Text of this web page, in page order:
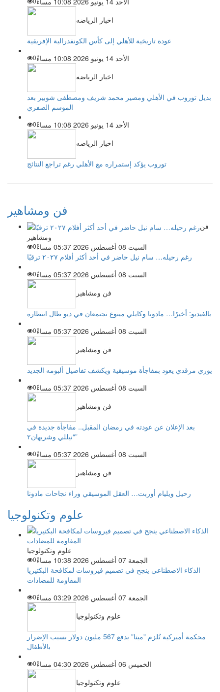
اخبار الرياضه
عودة تاريخية للأهلي إلى كأس الكونفدرالية الإفريقية
الأحد 14 يونيو 2026 10:08 مساءً
0
اخبار الرياضه
بديل توروب في الأهلي ومصير محمد شريف ومصطفى شوبير بعد
الموسم الصفري
الأحد 14 يونيو 2026 10:08 مساءً
0
اخبار الرياضه
توروب يؤكد إستمراره مع الأهلي رغم تراجع النتائج
فن ومشاهير
فن
ومشاهير
السبت 08 أغسطس 2026 05:37 مساءً
0
رغم رحيله… سام نيل حاضر في أحد أكثر أفلام ٢٠٢٧ ترقبًا
السبت 08 أغسطس 2026 05:37 مساءً
0
فن ومشاهير
بالفيديو: أخيرًا… مادونا وكايلي مينوغ تجتمعان في ديو طال انتظاره
السبت 08 أغسطس 2026 05:37 مساءً
0
فن ومشاهير
يوري مرقدي يعود بمفاجأة موسيقية ويكشف تفاصيل ألبومه الجديد
السبت 08 أغسطس 2026 05:37 مساءً
0
فن ومشاهير
بعد الإعلان عن عودته في رمضان المقبل.. مفاجأة جديدة في
“نيللي وشريهان٢”
السبت 08 أغسطس 2026 05:37 مساءً
0
فن ومشاهير
رحيل ويليام أوربت… العقل الموسيقي وراء نجاحات مادونا
علوم وتكنولوجيا
علوم وتكنولوجيا
الجمعة 07 أغسطس 2026 10:38 مساءً
0
الذكاء الاصطناعي ينجح في تصميم فيروسات لمكافحة البكتيريا
المقاومة للمضادات
الجمعة 07 أغسطس 2026 03:29 مساءً
0
علوم وتكنولوجيا
محكمة أميركية تُلزم "ميتا" بدفع 567 مليون دولار بسبب الإضرار
بالأطفال
الخميس 06 أغسطس 2026 04:30 مساءً
0
علوم وتكنولوجيا